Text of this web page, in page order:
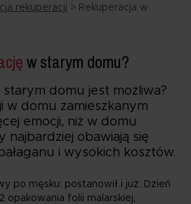
rekuperacji > Rekuperacja w
w starym domu?
domu jest możliwa?
w domu zamieszkanym
emocji, niż w domu
najbardziej obawiają się
i wysokich kosztów.
po męsku: postanowił i już. Dzień
opakowania folii malarskiej,